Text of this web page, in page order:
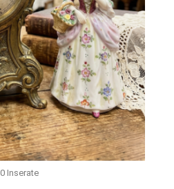
0 Inserate